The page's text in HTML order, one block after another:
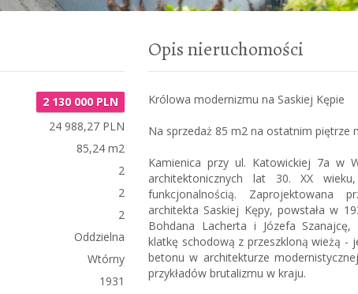
2 130 000 PLN
24 988,27 PLN
85,24 m2
2
2
2
Oddzielna
Wtórny
1931
Opis nieruchomości
Królowa modernizmu na Saskiej Kępie
Na sprzedaż 85 m2 na ostatnim piętrze
Kamienica przy ul. Katowickiej 7a w
architektonicznych lat 30. XX
funkcjonalnością. Zaprojektowana
architekta Saskiej Kępy, powstała w
Bohdana Lacherta i Józefa
klatkę schodową z przeszkloną wieżą -
betonu w architekturze
przykładów brutalizmu w kraju.